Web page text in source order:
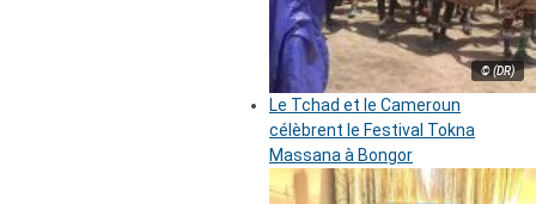
© (DR)
Le Tchad et le Cameroun
célèbrent le Festival Tokna
Massana à Bongor